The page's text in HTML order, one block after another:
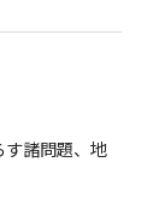
諸問題、地